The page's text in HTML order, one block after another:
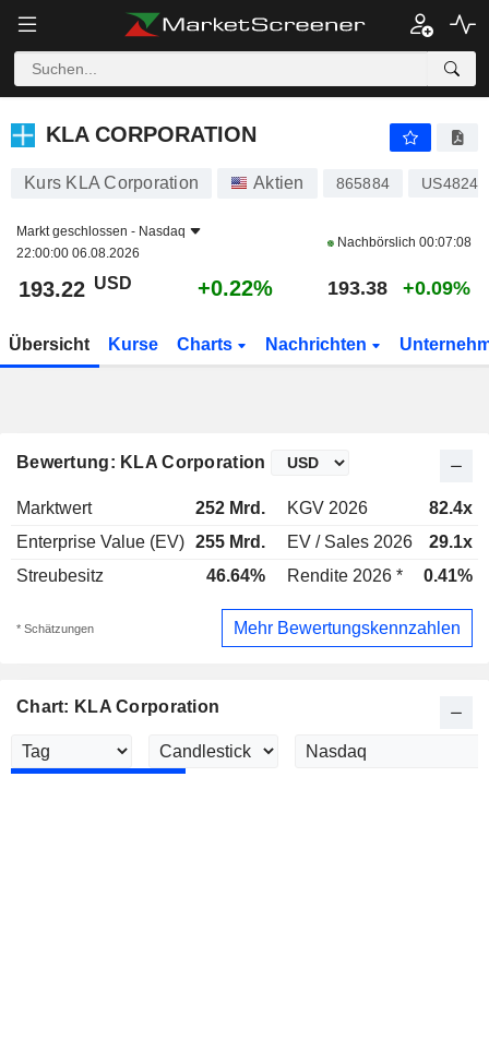
KLA CORPORATION
KLA CORPORATION
Kurs KLA Corporation Aktien 865884
Markt geschlossen - Nasdaq
22:00:00 06.08.2026
Nachbörslich 00:07:08
193.22 USD +0.22% 193.38 +0.09%
Übersicht Kurse Charts Nachrichten
Bewertung: KLA Corporation
Marktwert 252 Mrd. KGV 2026
82.4x
Enterprise Value (EV) 255 Mrd. EV / Sales 2026
29.1x
Streubesitz
46.64% Rendite 2026 * 0.41%
* Schätzungen Mehr Bewertungskennzahlen
Chart: KLA Corporation